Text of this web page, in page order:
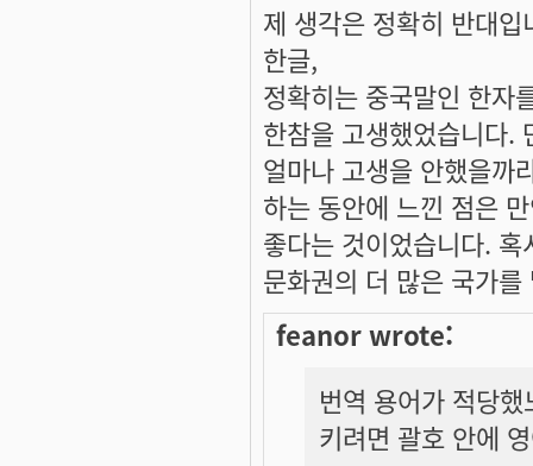
제 생각은 정확히 반대
한글,
정확히는 중국말인 한자
한참을 고생했었습니다.
얼마나 고생을 안했을까
하는 동안에 느낀 점은
좋다는 것이었습니다.
문화권의 더 많은 국가
feanor wrote:
번역 용어가 적당
키려면 괄호 안에